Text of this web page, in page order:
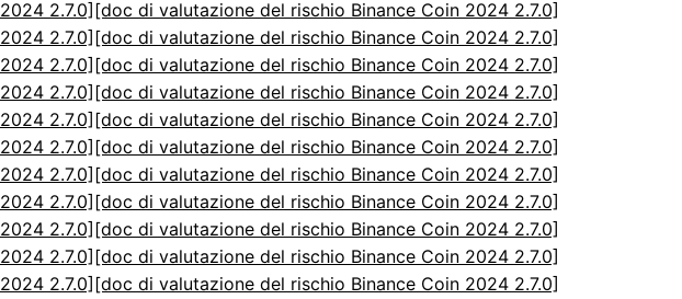
2.7.0] [doc di valutazione del rischio Binance Coin 2024 2.7.0]
2.7.0] [doc di valutazione del rischio Binance Coin 2024 2.7.0]
2.7.0] [doc di valutazione del rischio Binance Coin 2024 2.7.0]
2.7.0] [doc di valutazione del rischio Binance Coin 2024 2.7.0]
2.7.0] [doc di valutazione del rischio Binance Coin 2024 2.7.0]
2.7.0] [doc di valutazione del rischio Binance Coin 2024 2.7.0]
2.7.0] [doc di valutazione del rischio Binance Coin 2024 2.7.0]
2.7.0] [doc di valutazione del rischio Binance Coin 2024 2.7.0]
2.7.0] [doc di valutazione del rischio Binance Coin 2024 2.7.0]
2.7.0] [doc di valutazione del rischio Binance Coin 2024 2.7.0]
2.7.0] [doc di valutazione del rischio Binance Coin 2024 2.7.0]